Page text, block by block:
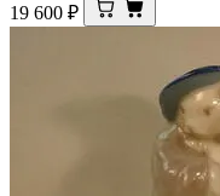
19 600 ₽